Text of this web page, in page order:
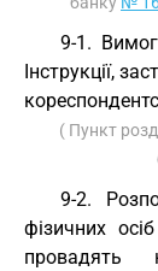
9-1.
Інструкції,
( Пункт
9-2.
фізичних
провадять